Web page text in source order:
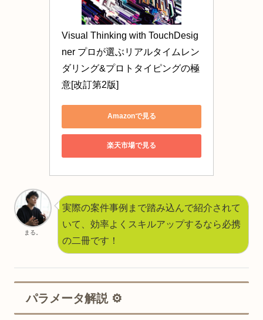
Visual Thinking with TouchDesig
ner プロが選ぶリアルタイムレン
ダリング&プロトタイピングの極
意[改訂第2版]
Amazonで見る
楽天市場で見る
まる。
実際の案件事例まで踏み込んで紹介されて
いて、効率よくスキルアップするなら必携
の二冊です！
パラメータ解説 ⚙️